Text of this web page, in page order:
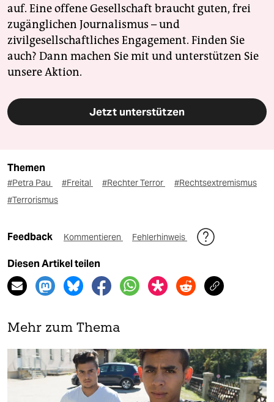
auf. Eine offene Gesellschaft braucht guten, frei
zugänglichen Journalismus – und
zivilgesellschaftliches Engagement. Finden Sie
auch? Dann machen Sie mit und unterstützen Sie
unsere Aktion.
Jetzt unterstützen
Themen
#Petra Pau #Freital #Rechter Terror
#Rechtsextremismus
#Terrorismus
Feedback Kommentieren Fehlerhinweis
Diesen Artikel teilen
Mehr zum Thema